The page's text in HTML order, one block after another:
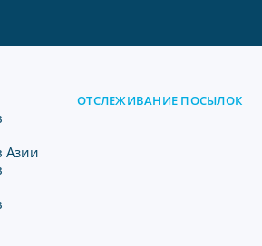
Азии
ОТСЛЕЖИВАНИЕ ПОСЫЛОК